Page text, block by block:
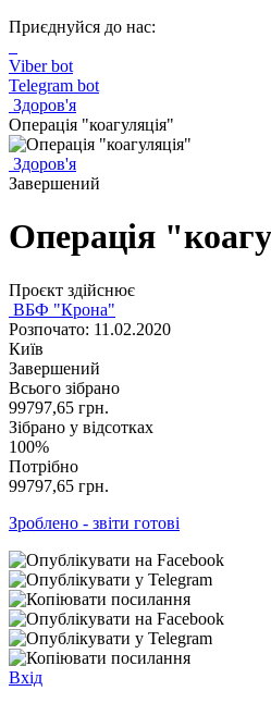
Приєднуйся до нас:
Viber bot
Telegram bot
Здоров'я
Операція "коагуляція"
Здоров'я
Завершений
Операція
Проєкт здійснює
ВБФ "Крона"
Розпочато: 11.02.2020
Київ
Завершений
Всього зібрано
99797,65 грн.
Зібрано у відсотках
100%
Потрібно
99797,65 грн.
Зроблено - звіти готові
Вхід